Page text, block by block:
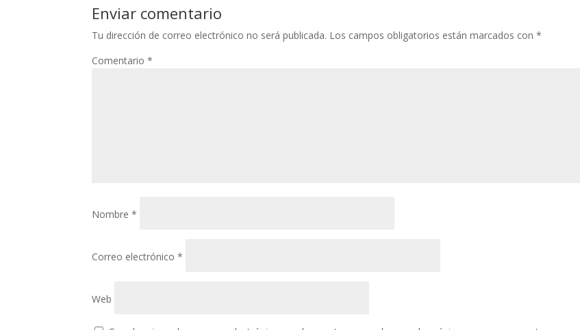
Enviar comentario
Tu dirección de correo electrónico no será publicada. Los campos obligatorios están marcados con*
Comentario*
Nombre*
Correo electrónico*
Web